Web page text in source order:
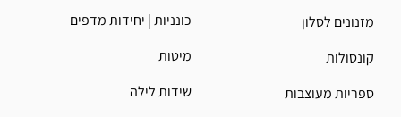
מזנונים לסלון
קונסולות
ספריות מעוצבות
כונניות | יחידות מדפים
מיטות
שידות לילה